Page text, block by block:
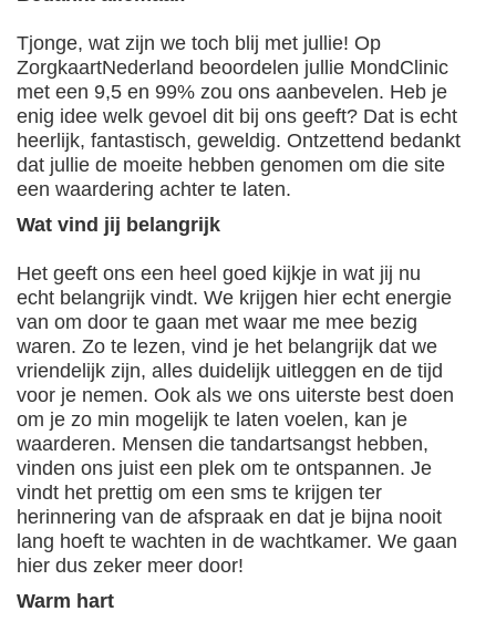
Tjonge, wat zijn we toch blij met jullie! Op
ZorgkaartNederland beoordelen jullie MondClinic
met een 9,5 en 99% zou ons aanbevelen. Heb je
enig idee welk gevoel dit bij ons geeft? Dat is echt
heerlijk, fantastisch, geweldig. Ontzettend bedankt
dat jullie de moeite hebben genomen om die site
een waardering achter te laten.
Wat vind jij belangrijk
Het geeft ons een heel goed kijkje in wat jij nu
echt belangrijk vindt. We krijgen hier echt energie
van om door te gaan met waar me mee bezig
waren. Zo te lezen, vind je het belangrijk dat we
vriendelijk zijn, alles duidelijk uitleggen en de tijd
voor je nemen. Ook als we ons uiterste best doen
om je zo min mogelijk te laten voelen, kan je
waarderen. Mensen die tandartsangst hebben,
vinden ons juist een plek om te ontspannen. Je
vindt het prettig om een sms te krijgen ter
herinnering van de afspraak en dat je bijna nooit
lang hoeft te wachten in de wachtkamer. We gaan
hier dus zeker meer door!
Warm hart